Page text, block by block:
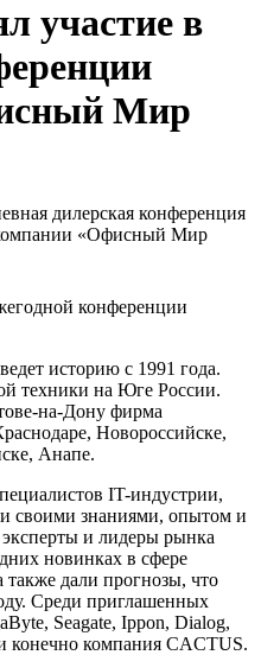
участие в
Мир
дилерская конференция
«Офисный Мир
историю с 1991 года.
техники на Юге России.
на-Дону фирма
Новороссийске,
Анапе.
IT-индустрии,
своими знаниями, опытом и
и лидеры рынка
новинках в сфере
дали прогнозы, что
Среди приглашенных
Seagate, Ippon, Dialog,
конечно компания CACTUS.